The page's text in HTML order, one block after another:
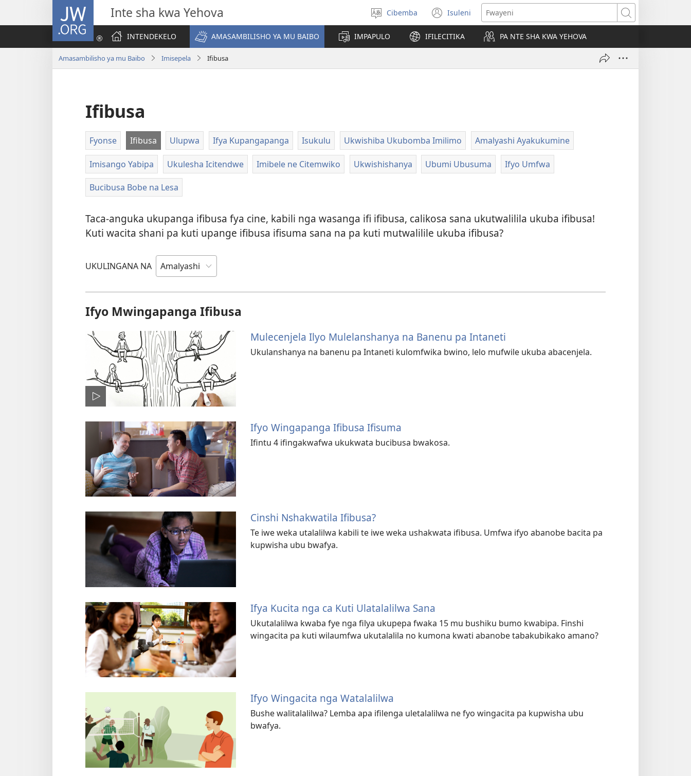
JW.ORG Inte sha kwa Yehova
Saleni
ululimi
Cibemba Isuleni
(yalaisula
na
imbi)
Fwayeni
INTENDEKELO
AMASAMBILISHO YA MU BAIBO IMPAPULO IFILECITIKA PA NTE SHA KWA YEHOVA
Amasambilisho ya mu Baibo Imisepela Ifibusa
Ifibusa
Fyonse Ifibusa Ulupwa Ifya Kupangapanga Isukulu Ukwishiba Ukubomba Imilimo Amalyashi Ayakukumine
Imisango Yabipa Ukulesha Icitendwe Imibele ne Citemwiko Ukwishishanya Ubumi Ubusuma Ifyo Umfwa
Bucibusa Bobe na Lesa
Taca-anguka ukupanga ifibusa fya cine, kabili nga wasanga ifi ifibusa, calikosa sana ukutwalilila ukuba ifibusa!
Kuti wacita shani pa kuti upange ifibusa ifisuma sana na pa kuti mutwalilile ukuba ifibusa?
UKULINGANA NA
Ifyo Mwingapanga Ifibusa
Mulecenjela Ilyo Mulelanshanya na Banenu pa Intaneti
Ukulanshanya na banenu pa Intaneti kulomfwika bwino, lelo mufwile ukuba abacenjela.
Ifyo Wingapanga Ifibusa Ifisuma
Ifintu 4 ifingakwafwa ukukwata bucibusa bwakosa.
Cinshi Nshakwatila Ifibusa?
Te iwe weka utalalilwa kabili te iwe weka ushakwata ifibusa. Umfwa ifyo abanobe bacita pa
kupwisha ubu bwafya.
Ifya Kucita nga ca Kuti Ulatalalilwa Sana
Ukutalalilwa kwaba fye nga filya ukupepa fwaka 15 mu bushiku bumo kwabipa. Finshi
wingacita pa kuti wilaumfwa ukutalalila no kumona kwati abanobe tabakubikako amano?
Ifyo Wingacita nga Watalalilwa
Bushe walitalalilwa? Lemba apa ifilenga uletalalilwa ne fyo wingacita pa kupwisha ubu
bwafya.